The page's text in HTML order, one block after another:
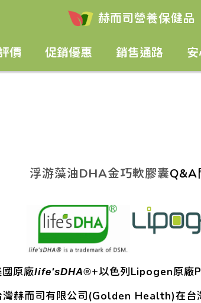
赫而司營養保健品
價 促銷優惠 銷售通路
浮游藻油DHA金巧軟膠囊Q&A
國原廠life'sDHA®+以色列Lipogen原廠
灣赫而司有限公司(Golden Health)在台